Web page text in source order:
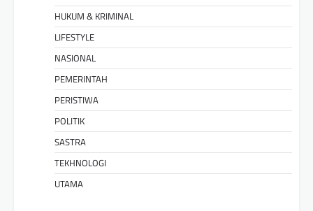
HUKUM & KRIMINAL
LIFESTYLE
NASIONAL
PEMERINTAH
PERISTIWA
POLITIK
SASTRA
TEKHNOLOGI
UTAMA